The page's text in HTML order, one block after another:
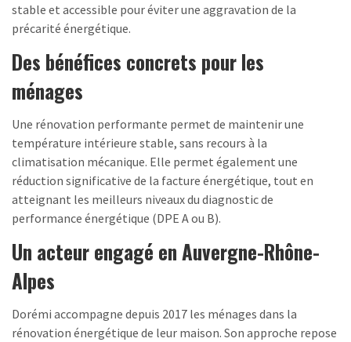
stable et accessible pour éviter une aggravation de la
précarité énergétique.
Des bénéfices concrets pour les
ménages
Une rénovation performante permet de maintenir une
température intérieure stable, sans recours à la
climatisation mécanique. Elle permet également une
réduction significative de la facture énergétique, tout en
atteignant les meilleurs niveaux du diagnostic de
performance énergétique (DPE A ou B).
Un acteur engagé en Auvergne-Rhône-
Alpes
Dorémi accompagne depuis 2017 les ménages dans la
rénovation énergétique de leur maison. Son approche repose